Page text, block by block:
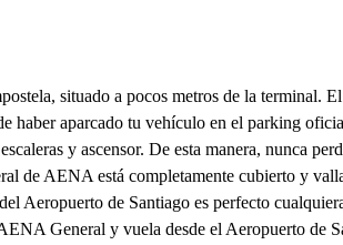
situado a pocos metros de la terminal.
haber aparcado tu vehículo en el parking
y ascensor. De esta manera, nunca
de AENA está completamente cubierto y
Aeropuerto de Santiago es perfecto
General y vuela desde el Aeropuerto de